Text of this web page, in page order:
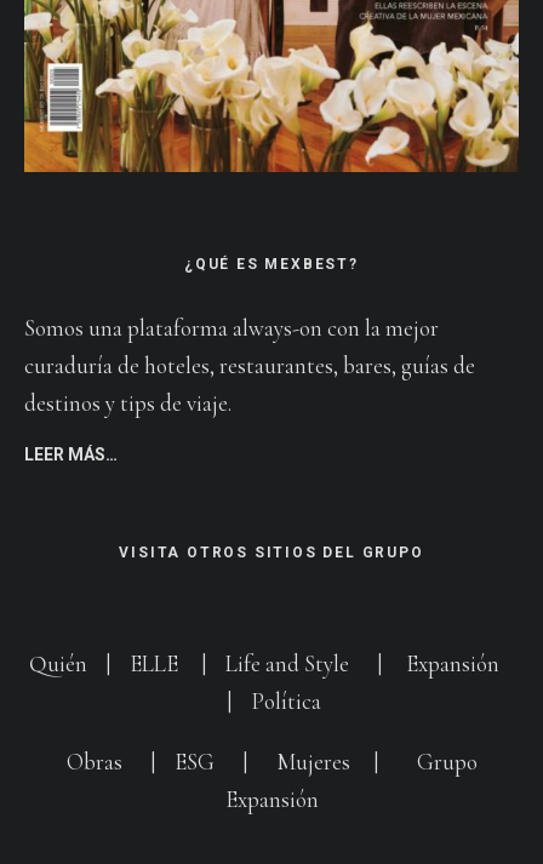
¿QUÉ ES MEXBEST?
Somos una plataforma always-on con la mejor
curaduría de hoteles, restaurantes, bares, guías de
destinos y tips de viaje.
LEER MÁS…
VISITA OTROS SITIOS DEL GRUPO
Quién ELLE Life and Style
Expansión
Política
Obras ESG Mujeres
Grupo
Expansión